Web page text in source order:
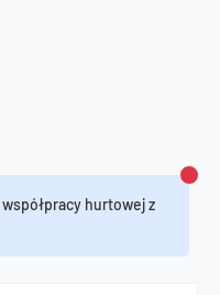
współpracy hurtowej z